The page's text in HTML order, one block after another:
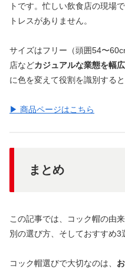
トです。忙しい飲食店の現場
トレスがありません。
サイズはフリー（頭囲54〜
店などカジュアルな業態を幅
に色を変えて役割を識別する
▶ 商品ページはこちら
まとめ
この記事では、コック帽の由
別の選び方、そしておすすめ3
コック帽選びで大切なのは、